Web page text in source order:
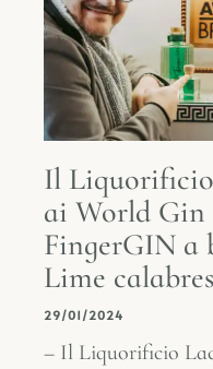
Il
ai World
FingerGIN a
Lime
29/01/2024
– Il Liquorificio